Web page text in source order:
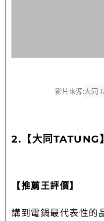
影片來源:大同
2.【大同TATUNG
【推薦王評價】
講到電鍋最代表性的